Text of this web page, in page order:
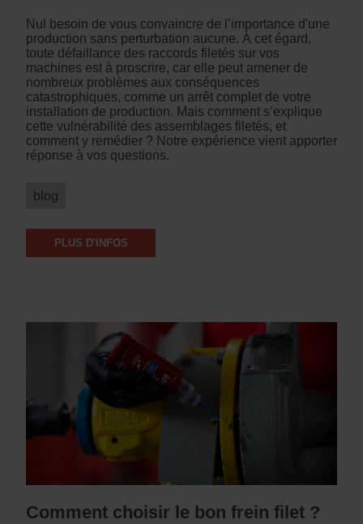
Nul besoin de vous convaincre de l’importance d'une
production sans perturbation aucune. À cet égard,
toute défaillance des raccords filetés sur vos
machines est à proscrire, car elle peut amener de
nombreux problèmes aux conséquences
catastrophiques, comme un arrêt complet de votre
installation de production. Mais comment s’explique
cette vulnérabilité des assemblages filetés, et
comment y remédier ? Notre expérience vient apporter
réponse à vos questions.
blog
PLUS D'INFOS
Comment choisir le bon frein filet ?